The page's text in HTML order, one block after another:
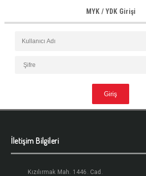
MYK / YDK Girişi
İletişim Bilgileri
Kızılırmak Mah. 1446. Cad.